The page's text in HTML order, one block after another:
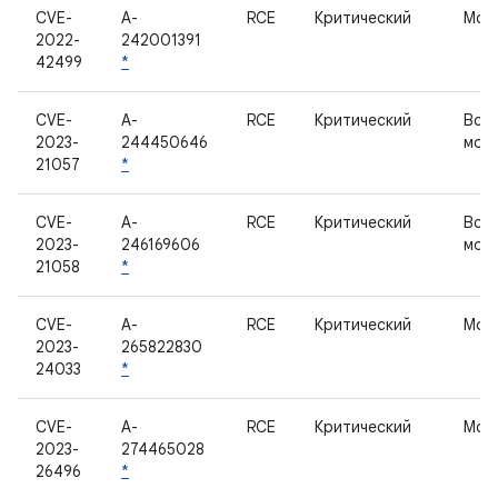
CVE-
2022-
42499
A-
242001391
*
RCE Критический
CVE-
2023-
21057
A-
244450646
*
RCE Критический
CVE-
2023-
21058
A-
246169606
*
RCE Критический
CVE-
2023-
24033
A-
265822830
*
RCE Критический
CVE-
2023-
26496
A-
274465028
*
RCE Критический